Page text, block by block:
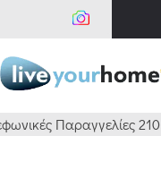
Παραγγελίες 210